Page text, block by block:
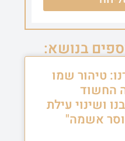
בנושא:
טיהור שמו
החשוד
ושינוי עילת
אשמה"